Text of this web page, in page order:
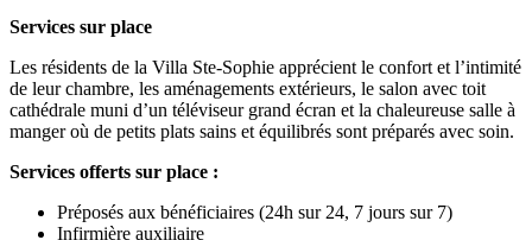
Services sur place
Les résidents de la Villa Ste-Sophie apprécient le confort et l’intimité
de leur chambre, les aménagements extérieurs, le salon avec toit
cathédrale muni d’un téléviseur grand écran et la chaleureuse salle à
manger où de petits plats sains et équilibrés sont préparés avec soin.
Services offerts sur place :
Préposés aux bénéficiaires (24h sur 24, 7 jours sur 7)
Infirmière auxiliaire